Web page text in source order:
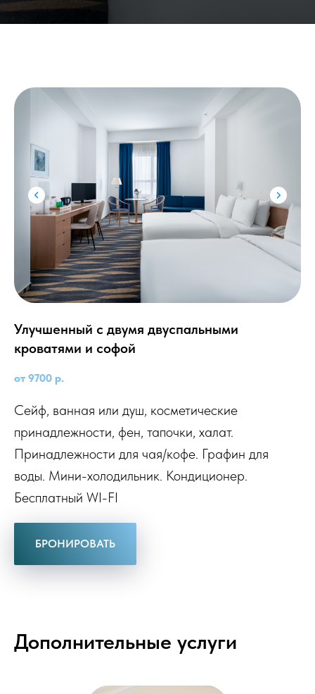
Улучшенный с двумя двуспальными
кроватями и софой
от 9700 р.
Сейф, ванная или душ, косметические
принадлежности, фен, тапочки, халат.
Принадлежности для чая/кофе. Графин для
воды. Мини-холодильник. Кондиционер.
Бесплатный WI-FI
БРОНИРОВАТЬ
Дополнительные услуги